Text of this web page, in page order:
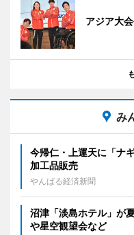
アジア大
み
今帰仁・上運天に「ナ
加工品販売
やんばる経済新聞
沼津「淡島ホテル」が
や星空観望会など